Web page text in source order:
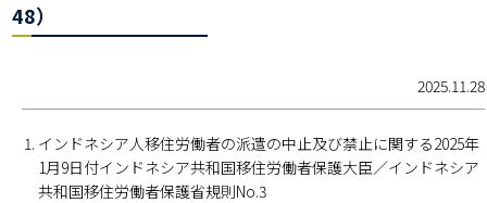
48）
2025.11.28
インドネシア人移住労働者の派遣の中止及び禁止に関する2025年
1月9日付インドネシア共和国移住労働者保護大臣／インドネシア
共和国移住労働者保護省規則No.3